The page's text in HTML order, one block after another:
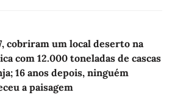
cobriram um local deserto na
com 12.000 toneladas de cascas
16 anos depois, ninguém
a paisagem